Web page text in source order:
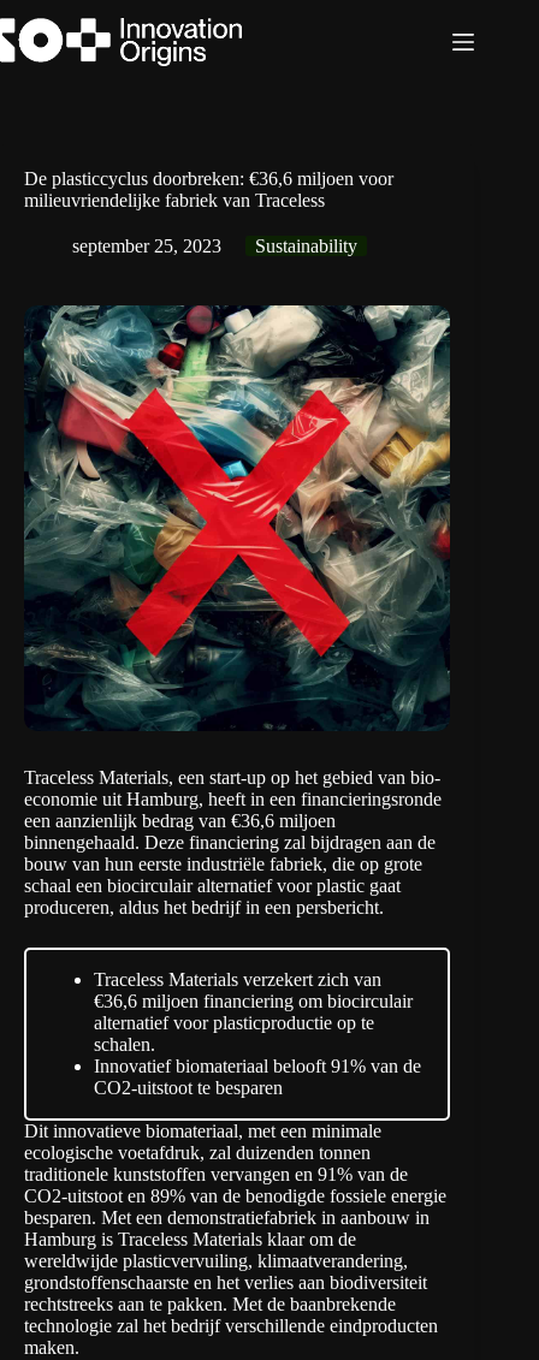
naar
de
De plasticcyclus doorbreken: €36,6 miljoen voor
milieuvriendelijke fabriek van Traceless
september 25, 2023 Sustainability
Traceless Materials, een start-up op het gebied van bio-
economie uit Hamburg, heeft in een financieringsronde
een aanzienlijk bedrag van €36,6 miljoen
binnengehaald. Deze financiering zal bijdragen aan de
bouw van hun eerste industriële fabriek, die op grote
schaal een biocirculair alternatief voor plastic gaat
produceren, aldus het bedrijf in een persbericht.
Traceless Materials verzekert zich van
€36,6 miljoen financiering om biocirculair
alternatief voor plasticproductie op te
schalen.
Innovatief biomateriaal belooft 91% van de
CO2-uitstoot te besparen
Dit innovatieve biomateriaal, met een minimale
ecologische voetafdruk, zal duizenden tonnen
traditionele kunststoffen vervangen en 91% van de
CO2-uitstoot en 89% van de benodigde fossiele energie
besparen. Met een demonstratiefabriek in aanbouw in
Hamburg is Traceless Materials klaar om de
wereldwijde plasticvervuiling, klimaatverandering,
grondstoffenschaarste en het verlies aan biodiversiteit
rechtstreeks aan te pakken. Met de baanbrekende
technologie zal het bedrijf verschillende eindproducten
maken.